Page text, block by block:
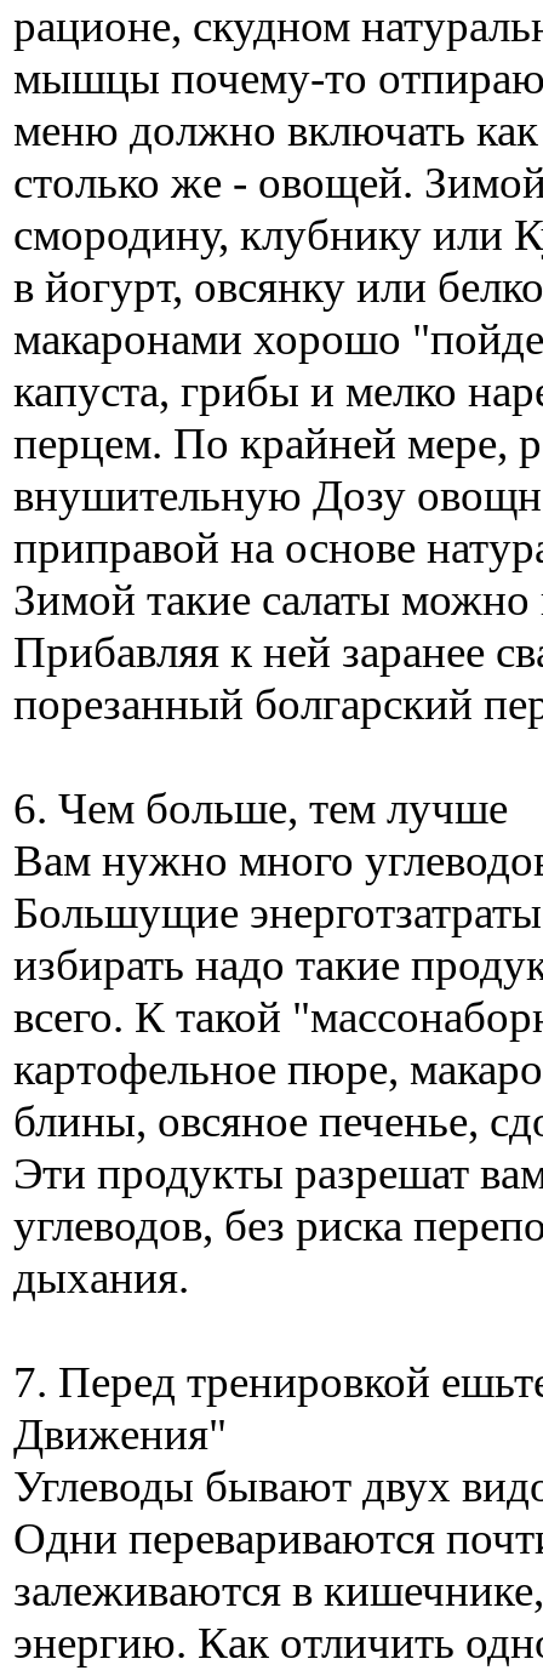
рационе, скудном
мышцы почему-то
меню должно включать
столько же - овощей.
смородину, клубнику или
в йогурт, овсянку или
макаронами хорошо
капуста, грибы и мелко
перцем. По крайней мере,
внушительную Дозу
приправой на основе
Зимой такие салаты можно
Прибавляя к ней заранее
порезанный болгарский
6. Чем больше, тем лучше
Вам нужно много
Большущие
избирать надо такие
всего. К такой
картофельное пюре,
блины, овсяное печенье,
Эти продукты разрешат
углеводов, без риска
дыхания.
7. Перед тренировкой
Движения"
Углеводы бывают двух
Одни перевариваются
залеживаются в
энергию. Как отличить